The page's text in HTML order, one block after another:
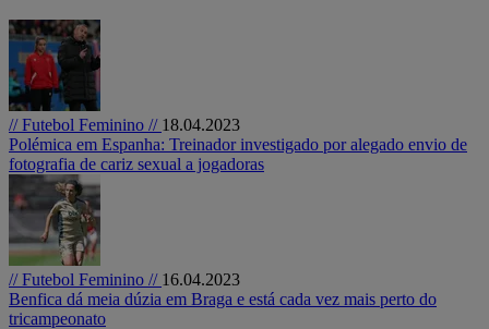
// Futebol Feminino // 18.04.2023
Polémica em Espanha: Treinador investigado por alegado envio de
fotografia de cariz sexual a jogadoras
// Futebol Feminino // 16.04.2023
Benfica dá meia dúzia em Braga e está cada vez mais perto do
tricampeonato